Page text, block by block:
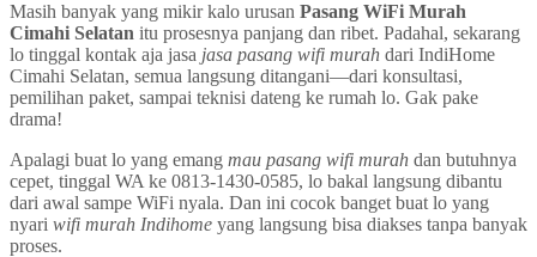
Masih banyak yang mikir kalo urusan Pasang WiFi Murah
Cimahi Selatan itu prosesnya panjang dan ribet. Padahal, sekarang
lo tinggal kontak aja jasa jasa pasang wifi murah dari IndiHome
Cimahi Selatan, semua langsung ditangani—dari konsultasi,
pemilihan paket, sampai teknisi dateng ke rumah lo. Gak pake
drama!
Apalagi buat lo yang emang mau pasang wifi murah dan butuhnya
cepet, tinggal WA ke 0813-1430-0585, lo bakal langsung dibantu
dari awal sampe WiFi nyala. Dan ini cocok banget buat lo yang
nyari wifi murah Indihome yang langsung bisa diakses tanpa banyak
proses.